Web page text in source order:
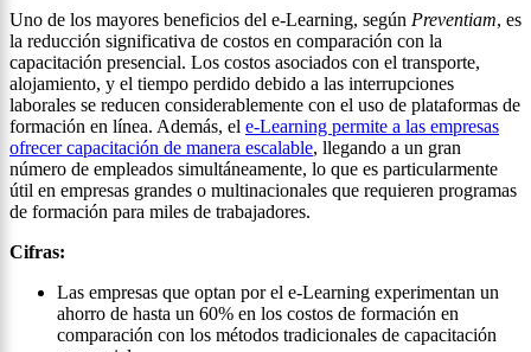
Uno de los mayores beneficios del e-Learning, según Preventiam, es
la reducción significativa de costos en comparación con la
capacitación presencial. Los costos asociados con el transporte,
alojamiento, y el tiempo perdido debido a las interrupciones
laborales se reducen considerablemente con el uso de plataformas de
formación en línea. Además, el e-Learning permite a las empresas
ofrecer capacitación de manera escalable, llegando a un gran
número de empleados simultáneamente, lo que es particularmente
útil en empresas grandes o multinacionales que requieren programas
de formación para miles de trabajadores.
Cifras:
Las empresas que optan por el e-Learning experimentan un
ahorro de hasta un 60% en los costos de formación en
comparación con los métodos tradicionales de capacitación